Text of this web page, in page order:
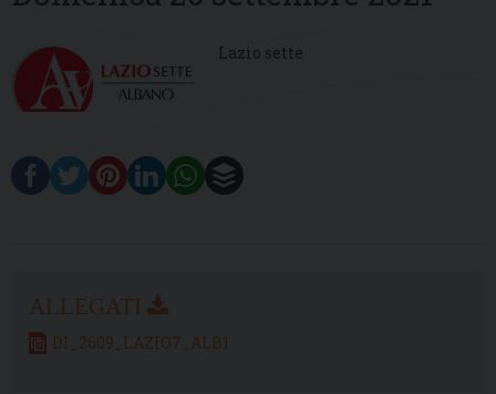
Lazio sette
DI_2609_LAZIO7_ALB1